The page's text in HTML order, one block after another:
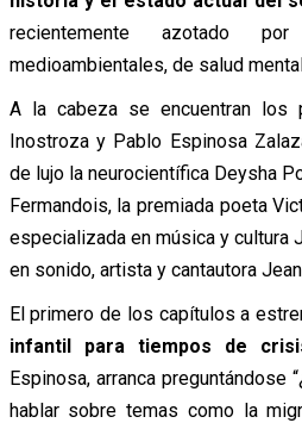
recientemente azotado
medioambientales, de salud
A la cabeza se encuentran los
Inostroza y Pablo Espinosa
de lujo la neurocientífica Deysha
Fermandois, la premiada poeta
especializada en música y cultura
en sonido, artista y cantautora
El primero de los capítulos a
infantil para tiempos de
Espinosa, arranca preguntándose
hablar sobre temas como la